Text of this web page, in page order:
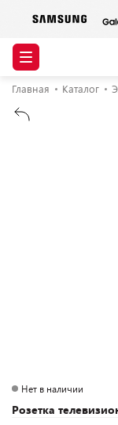
Главная Каталог
Розетка
Нет в наличии